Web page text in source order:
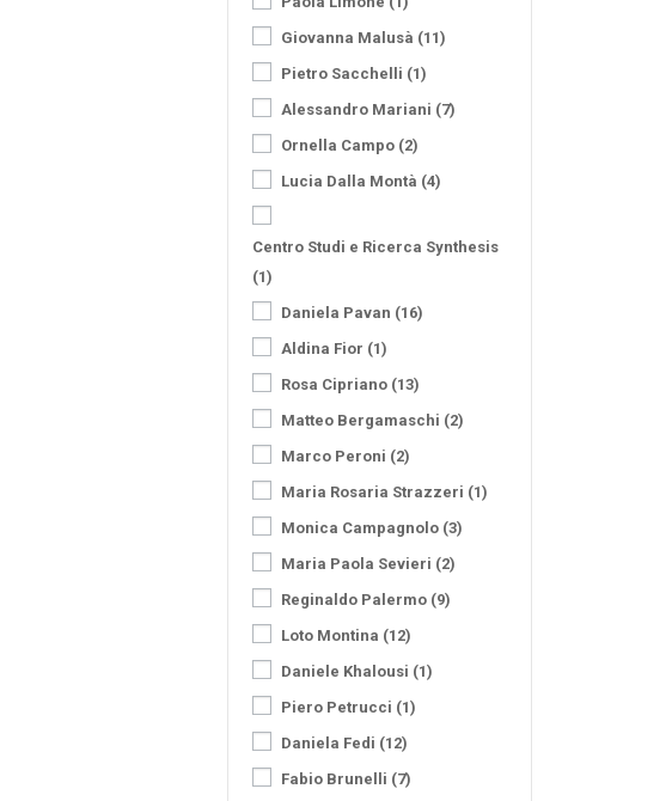
Giovanna Malusà (11)
Pietro Sacchelli (1)
Alessandro Mariani (7)
Ornella Campo (2)
Lucia Dalla Montà (4)
Centro Studi e Ricerca Synthesis
(1)
Daniela Pavan (16)
Aldina Fior (1)
Rosa Cipriano (13)
Matteo Bergamaschi (2)
Marco Peroni (2)
Maria Rosaria Strazzeri (1)
Monica Campagnolo (3)
Maria Paola Sevieri (2)
Reginaldo Palermo (9)
Loto Montina (12)
Daniele Khalousi (1)
Piero Petrucci (1)
Daniela Fedi (12)
Fabio Brunelli (7)